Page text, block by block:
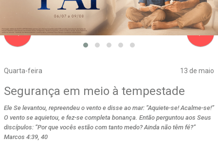
Quarta-feira 13 de maio
navigate_before
Segurança em meio à tempestade
Ele Se levantou, repreendeu o vento e disse ao mar: “Aquiete-se! Acalme-se!”
O vento se aquietou, e fez-se completa bonança. Então perguntou aos Seus
discípulos: “Por que vocês estão com tanto medo? Ainda não têm fé?”
Marcos 4:39, 40
navigate_next